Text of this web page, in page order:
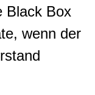
Black Box
wenn der